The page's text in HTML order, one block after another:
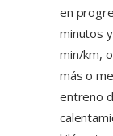
en
minutos
min/km,
más o
entreno